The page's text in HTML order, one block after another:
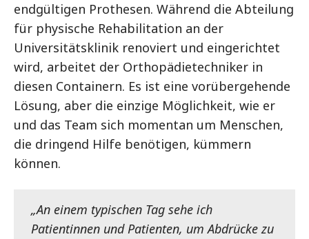
endgültigen Prothesen. Während die Abteilung
für physische Rehabilitation an der
Universitätsklinik renoviert und eingerichtet
wird, arbeitet der Orthopädietechniker in
diesen Containern. Es ist eine vorübergehende
Lösung, aber die einzige Möglichkeit, wie er
und das Team sich momentan um Menschen,
die dringend Hilfe benötigen, kümmern
können.
„An einem typischen Tag sehe ich
Patientinnen und Patienten, um Abdrücke zu